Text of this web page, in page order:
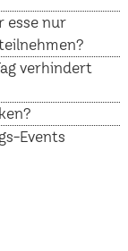
esse nur
verhindert
Events